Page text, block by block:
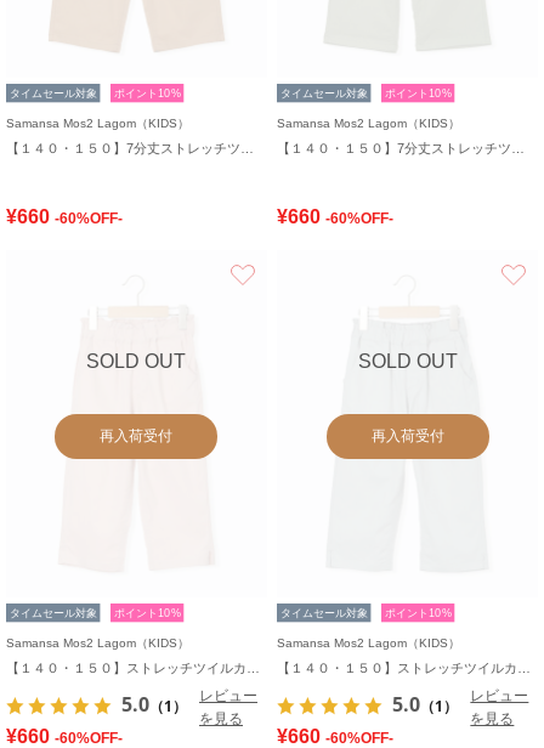
タイムセール対象 ポイント10%
Samansa Mos2 Lagom（KIDS）
¥660 -60%OFF-
タイムセール対象 ポイント10%
Samansa Mos2 Lagom（KIDS）
¥660 -60%OFF-
SOLD OUT
再入荷受付
タイムセール対象 ポイント10%
Samansa Mos2 Lagom（KIDS）
5.0 （1）
レビュー
を見る
¥660 -60%OFF-
SOLD OUT
再入荷受付
タイムセール対象 ポイント10%
Samansa Mos2 Lagom（KIDS）
5.0 （1）
レビュー
を見る
¥660 -60%OFF-